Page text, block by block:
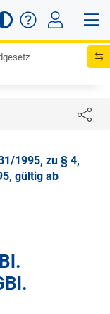
1995, zu § 4,
gültig ab